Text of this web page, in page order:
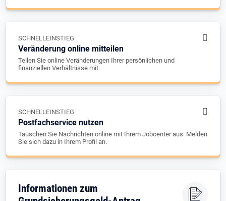
SCHNELLEINSTIEG
Veränderung online mitteilen
Teilen Sie online Veränderungen Ihrer persönlichen und
finanziellen Verhältnisse mit.
SCHNELLEINSTIEG
Postfachservice nutzen
Tauschen Sie Nachrichten online mit Ihrem Jobcenter aus. Melden
Sie sich dazu in Ihrem Profil an.
Informationen zum